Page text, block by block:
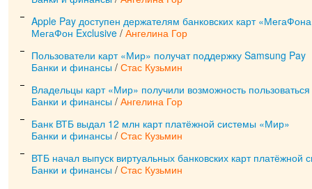
Apple Pay доступен держателям банковских карт
МегаФон Exclusive / Ангелина Гор
Пользователи карт «Мир» получат поддержку Samsung Pay
Банки и финансы / Стас Кузьмин
Владельцы карт «Мир» получили возможность
Банки и финансы / Ангелина Гор
Банк ВТБ выдал 12 млн карт платёжной системы «Мир»
Банки и финансы / Стас Кузьмин
ВТБ начал выпуск виртуальных банковских карт платёжной
Банки и финансы / Стас Кузьмин